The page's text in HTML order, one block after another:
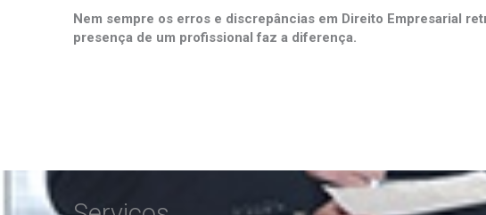
Nem sempre os erros e discrepâncias em Direito Empresarial
presença de um profissional faz a diferença.